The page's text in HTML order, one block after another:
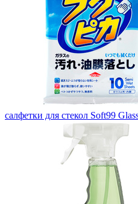
салфетки для стекол Soft99